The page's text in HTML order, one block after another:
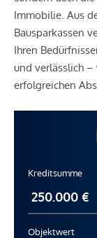
Immobilie. Aus
Bausparkassen
Ihren
und verlässlich –
erfolgreichen
Kreditsumme
Objektwert